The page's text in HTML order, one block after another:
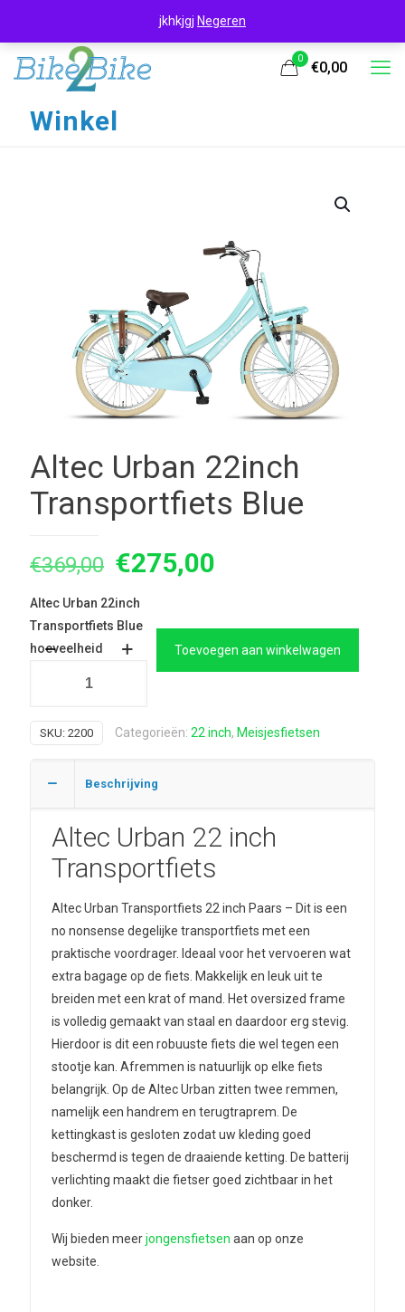
0
€0,00
Winkel
Altec Urban 22inch
Transportfiets Blue
€369,00 Oorspronkelijke
prijs
was:
€369,00.
€275,00
€275,00.
Altec Urban 22inch
Transportfiets Blue
hoeveelheid
Toevoegen aan winkelwagen
SKU: 2200 Categorieën: 22 inch, Meisjesfietsen
Beschrijving
Altec Urban 22 inch
Transportfiets
Altec Urban Transportfiets 22 inch Paars – Dit is een
no nonsense degelijke transportfiets met een
praktische voordrager. Ideaal voor het vervoeren wat
extra bagage op de fiets. Makkelijk en leuk uit te
breiden met een krat of mand. Het oversized frame
is volledig gemaakt van staal en daardoor erg stevig.
Hierdoor is dit een robuuste fiets die wel tegen een
stootje kan. Afremmen is natuurlijk op elke fiets
belangrijk. Op de Altec Urban zitten twee remmen,
namelijk een handrem en terugtraprem. De
kettingkast is gesloten zodat uw kleding goed
beschermd is tegen de draaiende ketting. De batterij
verlichting maakt die fietser goed zichtbaar in het
donker.
Wij bieden meerjongensfietsenaan op onze
website.
jkhkjgj Negeren